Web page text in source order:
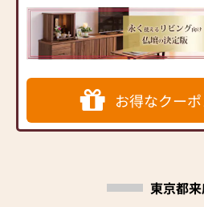
*本広告期間中にお仏壇ご購入の
お客様。但しお仏壇のお引取り
地域、お仏壇サイズによっては
ご相談させていただく場合がご
ざいます。
お陰様で多摩地区全域で口コミ
件数最多
コーディネーター在籍店。商品
除き年中無休。
【 アクセス 】 東京メト
ロ銀座線 「稲荷町駅」 徒歩
５分
駐車場あ
り「店舗横に専用駐車場」
の予防対策に取り組んでおりま
ンテリアにマッチするお仏壇を
展開
リットと東証上場の信頼。創業
以来、親切・丁寧な説明と対応
を心がけ、年間約25,000基のお
では、さまざまな供養（対話の
お得なクー
東京都